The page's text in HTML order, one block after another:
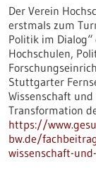
Der Verein
erstmals zum
Politik im
Hochschulen,
Stuttgarter
Wissenschaft
Transformation
https://
bw.de/
wissenschaft-